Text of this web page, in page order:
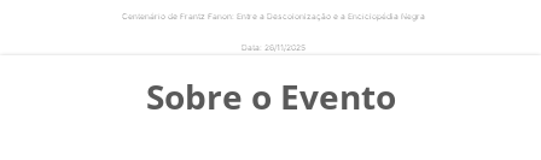
Centenário de Frantz Fanon: Entre a Descolonização e a Enciclopédia Negra
Data: 26/11/2025
Sobre o Evento